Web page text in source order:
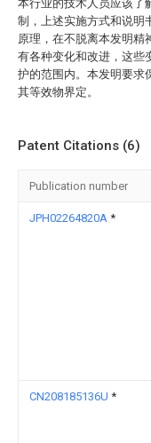
本行业的技术人员应该了
制，上述实施方式和说明
原理，在不脱离本发明精
有各种变化和改进，这些
护的范围内。本发明要求
其等效物界定。
Patent Citations (6)
Publication number
JPH02264820A *
CN208185136U *